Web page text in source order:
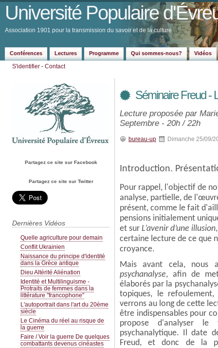
Université Populaire
Association 1901 pour la transmission du savoir et de la culture
Conférences Lectures Programme Qui sommes-nous? Vidéos
S'identifier - Contact
Partagez ce site sur Facebook
Partagez ce site sur Twitter
Dernières Vidéos
Quelle agriculture pour demain
Conflit Ukrainien
Naissance du principe d'identité
dans la Grèce antique
Dieu Altérité Aliénation
Identité et Multilinguisme -
Protraits de femmes dans la
littérature "francophone"
L'autoportrait dans l'art du 20ème
siècle
Le Cinéma du réel au risque de
la guerre
Faire / Voir la guerre De quelques
combattants devenus cinéastes
Séminaire Freud -
Lecture proposée par
Septembre - 20h / 22h
bureau-up Dimanche 25/09/
Introduction.
Pour rappel, l'objectif de
analyse, partielle, de
présent, comme le fait
pensions initialement
et sur L’avenir d’une illusion
certaine lecture de ce que
croyance.
Mais avant cela, nous
psychanalyse, afin de
élaborés par la
topiques, le
verrons au long de cette
être indispensables pour
propose d'analyser
psychanalytique. Il date
Freud, et donc de la